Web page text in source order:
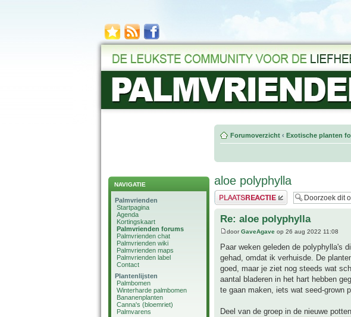
NAVIGATIE
Palmvrienden
Startpagina
Agenda
Kortingskaart
Palmvrienden forums
Palmvrienden chat
Palmvrienden wiki
Palmvrienden maps
Palmvrienden label
Contact
Plantenlijsten
Palmbomen
Winterharde palmbomen
Bananenplanten
Canna's (bloemriet)
Palmvarens
Forumoverzicht ‹ Exotische planten
aloe polyphylla
Plaats een reactie
Re: aloe polyphylla
doorGaveAgave op 26 aug 2022 11:08
Paar weken geleden de polyphylla's
gehad, omdat ik verhuisde. De
goed, maar je ziet nog steeds wat
aantal bladeren in het hart hebben
te gaan maken, iets wat seed-grown
Deel van de groep in de nieuwe